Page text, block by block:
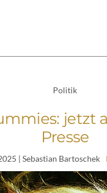
Politik
jetzt
Presse
| Sebastian Bartoschek